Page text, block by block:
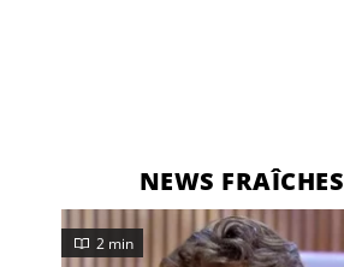
NEWS FRAÎCHES
2 min